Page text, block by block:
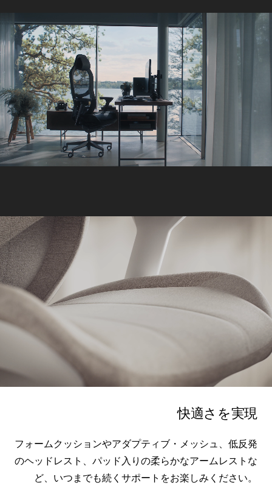
快適さを実現
フォームクッションやアダプティブ・メッシュ、低反発
のヘッドレスト、パッド入りの柔らかなアームレストな
ど、いつまでも続くサポートをお楽しみください。